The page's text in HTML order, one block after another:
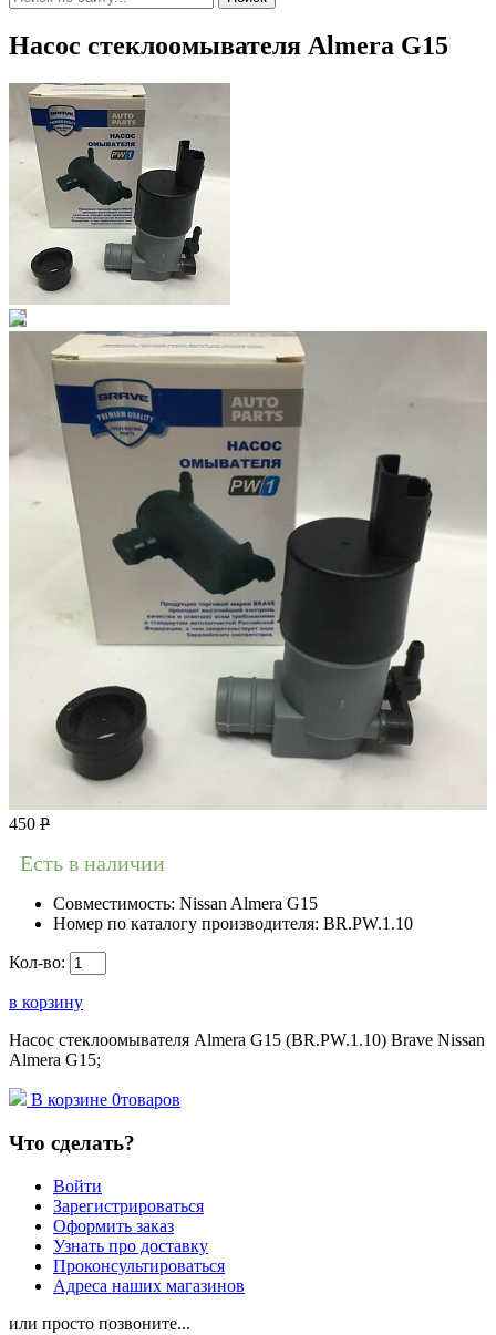
Насос стеклоомывателя Almera G15
450 Р
Есть в наличии
Совместимость: Nissan Almera G15
Номер по каталогу производителя: BR.PW.1.10
Кол-во:
в корзину
Насос стеклоомывателя Almera G15 (BR.PW.1.10) Brave Nissan
Almera G15;
В корзине 0товаров
Что сделать?
Войти
Зарегистрироваться
Оформить заказ
Узнать про доставку
Проконсультироваться
Адреса наших магазинов
или просто позвоните...